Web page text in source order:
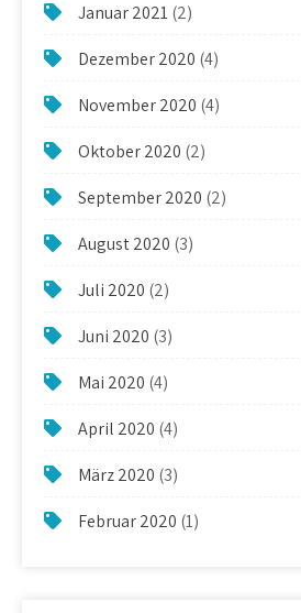
Januar 2021(2)
Dezember 2020 (4)
November 2020 (4)
Oktober 2020 (2)
September 2020 (2)
August 2020 (3)
Juli 2020 (2)
Juni 2020 (3)
Mai 2020 (4)
April 2020 (4)
März 2020 (3)
Februar 2020 (1)